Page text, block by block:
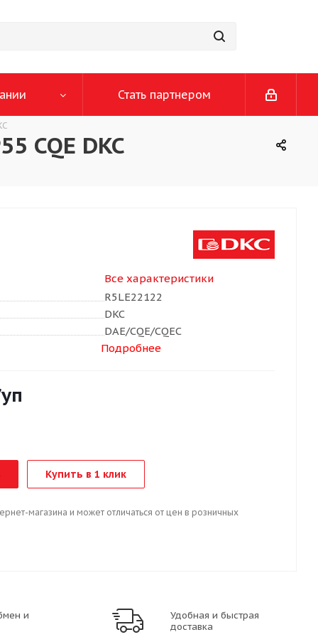
Стать партнером
CQE DKC
Все характеристики
R5LE22122
DKC
DAE/CQE/CQEC
Подробнее
Купить в 1 клик
магазина и может отличаться от цен в розничных
и
Удобная и быстрая
доставка